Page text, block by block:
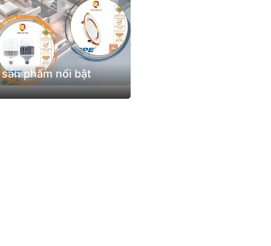
phẩm nổi bật